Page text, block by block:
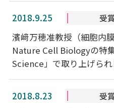
2018.9.25 受
濱﨑万穂准教授（細胞内
Nature Cell Biologyの特
Science」で取り上げられ
2018.8.23 受